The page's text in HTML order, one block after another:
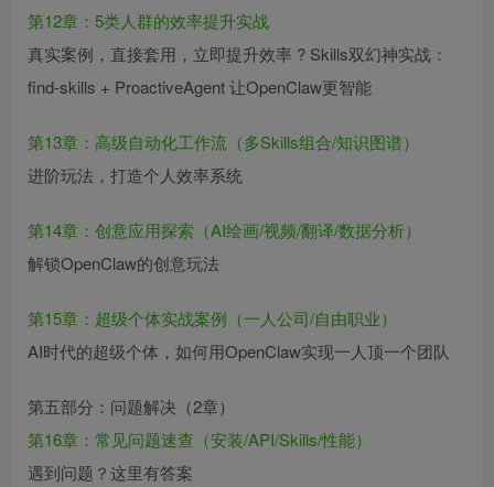
第12章：5类人群的效率提升实战
真实案例，直接套用，立即提升效率 ? Skills双幻神实战：
find-skills + ProactiveAgent 让OpenClaw更智能
第13章：高级自动化工作流（多Skills组合/知识图谱）
进阶玩法，打造个人效率系统
第14章：创意应用探索（AI绘画/视频/翻译/数据分析）
解锁OpenClaw的创意玩法
第15章：超级个体实战案例（一人公司/自由职业）
AI时代的超级个体，如何用OpenClaw实现一人顶一个团队
第五部分：问题解决（2章）
第16章：常见问题速查（安装/API/Skills/性能）
遇到问题？这里有答案